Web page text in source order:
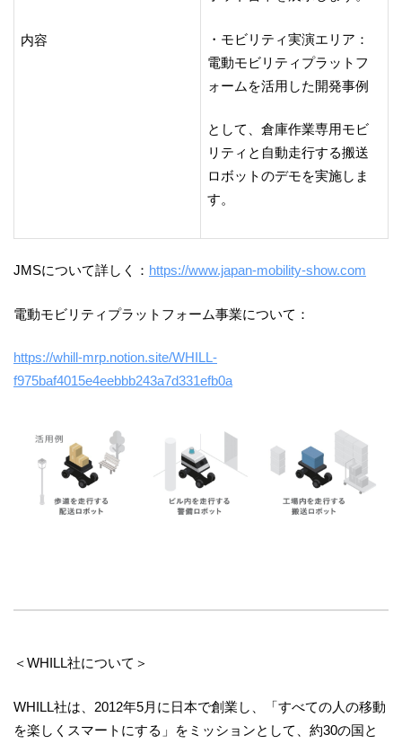
内容
・モビリティ実演エリア：
電動モビリティプラットフ
ォームを活用した開発事例
として、倉庫作業専用モビ
リティと自動走行する搬送
ロボットのデモを実施しま
す。
JMSについて詳しく： https://www.japan-mobility-show.com
電動モビリティプラットフォーム事業について：
https://whill-mrp.notion.site/WHILL-
f975baf4015e4eebbb243a7d331efb0a
＜WHILL社について＞
WHILL社は、2012年5月に日本で創業し、「すべての人の移動
を楽しくスマートにする」をミッションとして、約30の国と